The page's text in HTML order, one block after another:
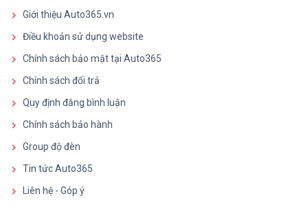
Giới thiệu Auto365.vn
Điều khoản sử dụng website
Chính sách bảo mật tại Auto365
Chính sách đổi trả
Quy định đăng bình luận
Chính sách bảo hành
Group độ đèn
Tin tức Auto365
Liên hệ - Góp ý